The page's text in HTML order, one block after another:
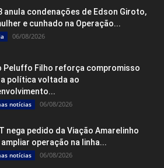
anula condenações de Edson Giroto,
e cunhado na Operação...
06/08/2026
Peluffo Filho reforça compromisso
política voltada ao
notícias 06/08/2026
nega pedido da Viação Amarelinho
ampliar operação na linha...
notícias 06/08/2026